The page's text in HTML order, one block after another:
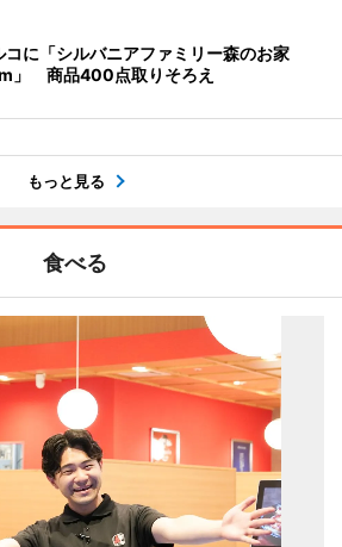
コに「シルバニアファミリー森のお家
」 商品400点取りそろえ
もっと見る
食べる